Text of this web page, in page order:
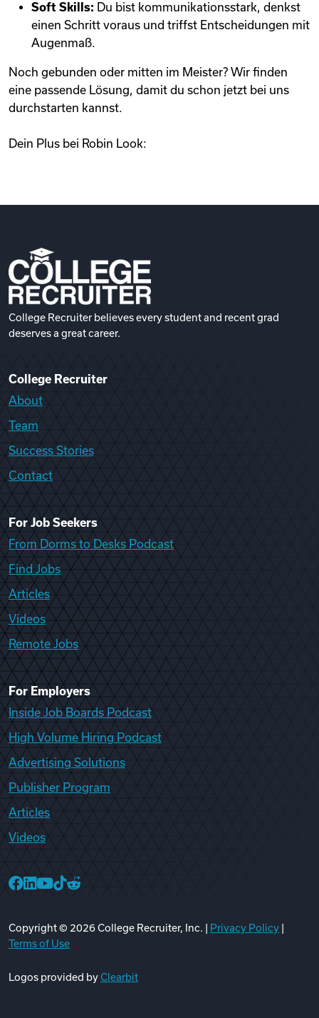
Soft Skills: Du bist kommunikationsstark, denkst
einen Schritt voraus und triffst Entscheidungen mit
Augenmaß.
Noch gebunden oder mitten im Meister? Wir finden
eine passende Lösung, damit du schon jetzt bei uns
durchstarten kannst.
Dein Plus bei Robin Look:
College Recruiter believes every student and recent grad
deserves a great career.
College Recruiter
About
Team
Success Stories
Contact
For Job Seekers
From Dorms to Desks Podcast
Find Jobs
Articles
Videos
Remote Jobs
For Employers
Inside Job Boards Podcast
High Volume Hiring Podcast
Advertising Solutions
Publisher Program
Articles
Videos
Copyright © 2026College Recruiter, Inc. | Privacy Policy
Terms of Use
Logos provided byClearbit